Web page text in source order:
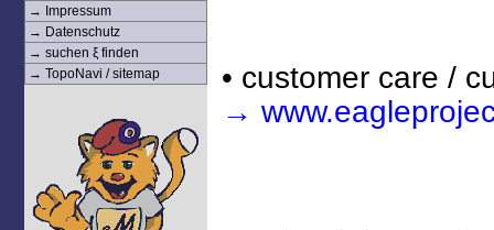
→ Impressum
→ Datenschutz
→ suchen ξ finden
→ TopoNavi / sitemap
• customer care /
→